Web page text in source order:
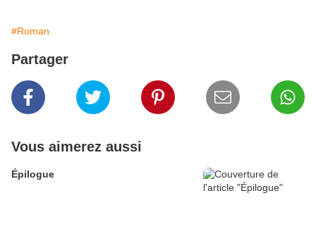
#Roman
Partager
Vous aimerez aussi
Épilogue